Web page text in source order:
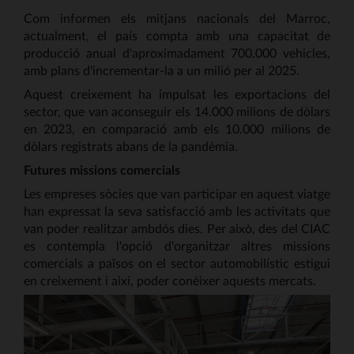
Com informen els mitjans nacionals del Marroc,
actualment, el país compta amb una capacitat de
producció anual d'aproximadament 700.000 vehicles,
amb plans d'incrementar-la a un milió per al 2025.
Aquest creixement ha impulsat les exportacions del
sector, que van aconseguir els 14.000 milions de dòlars
en 2023, en comparació amb els 10.000 milions de
dòlars registrats abans de la pandèmia.
Futures missions comercials
Les empreses sòcies que van participar en aquest viatge
han expressat la seva satisfacció amb les activitats que
van poder realitzar ambdós dies. Per això, des del CIAC
es contempla l'opció d'organitzar altres missions
comercials a països on el sector automobilístic estigui
en creixement i així, poder conèixer aquests mercats.